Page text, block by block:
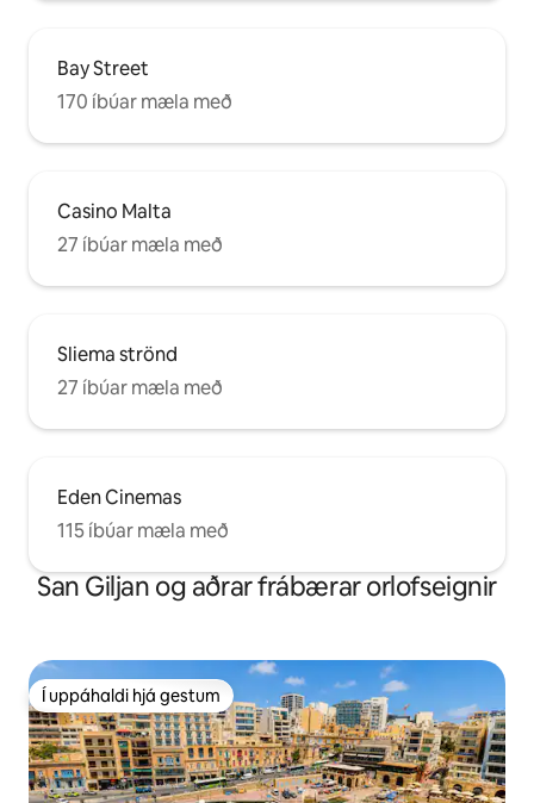
Bay Street
170 íbúar mæla með
Casino Malta
27 íbúar mæla með
Sliema strönd
27 íbúar mæla með
Eden Cinemas
115 íbúar mæla með
San Giljan og aðrar frábærar orlofseignir
Í uppáhaldi hjá gestum
Í uppáhaldi hjá gestum